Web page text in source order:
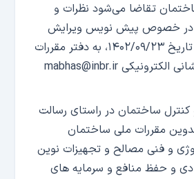
تقاضا می‌شود نظرات و
در خصوص پیش نویس ویرایش
پنجم مبحث ۱۷ تا تاریخ ۱۴۰۲/۰۹/۲۳، به دفتر مقررات
ملی ساختمان با نشانی الکترونیکی mabhas@inbr.ir
کنترل ساختمان در راستای رسالت
مقررات ملی ساختمان
و فنی مصالح و تجهیزات نوین
و حفظ منافع و سرمایه های